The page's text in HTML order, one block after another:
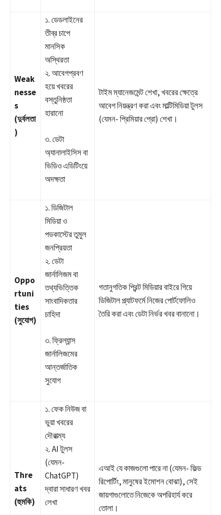
Weak
nesse
s
(দুর্বলতা
)
১. ডেডলাইনের
তীব্র চাপে
মানসিক
অস্থিরতা
২. আবেগপ্রবণ
হয়ে খবরের
বস্তুনিষ্ঠতা
হারানো
৩. ডেটা
অ্যানালাইসিস বা
ভিডিও এডিটিংয়ে
অদক্ষতা
টাইম ম্যানেজমেন্ট শেখা, খবরের ক্ষেত্রে
আবেগ নিয়ন্ত্রণ করা এবং মাল্টিমিডিয়া টুলস
(যেমন- প্রিমিয়ার প্রো) শেখা।
Oppo
rtuni
ties
(সুযোগ)
১. ডিজিটাল
মিডিয়া ও
পডকাস্টের তুমুল
জনপ্রিয়তা
২. ডেটা
জার্নালিজম বা
তথ্যভিত্তিক
সাংবাদিকতার
চাহিদা
৩. ফ্রিল্যান্স
জার্নালিজমের
আন্তর্জাতিক
সুযোগ
গতানুগতিক প্রিন্ট মিডিয়ার বাইরে গিয়ে
ডিজিটাল প্ল্যাটফর্মে নিজের পোর্টফোলিও
তৈরি করা এবং ডেটা নির্ভর খবর বানানো।
Thre
ats
(হুমকি)
১. ফেক নিউজ বা
ভুয়া খবরের
দৌরাত্ম্য
২. AI টুলস
(যেমন-
ChatGPT)
দ্বারা সাধারণ খবর
লেখা
এআই যে কাজগুলো পারে না (যেমন- ফিল্ড
রিপোর্টিং, মানুষের ইমোশন বোঝা), সেই
জায়গাগুলোতে নিজেকে অপরিহার্য করে
তোলা।